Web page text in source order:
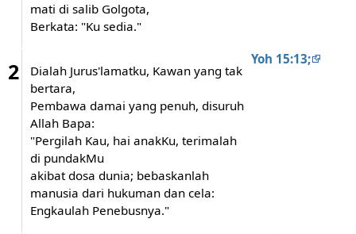
mati di salib Golgota,
Berkata: "Ku sedia."
2
Dialah Jurus'lamatku, Kawan yang tak
bertara,
Pembawa damai yang penuh, disuruh
Allah Bapa:
"Pergilah Kau, hai anakKu, terimalah
di pundakMu
akibat dosa dunia; bebaskanlah
manusia dari hukuman dan cela:
Engkaulah Penebusnya."
Yoh 15:13;